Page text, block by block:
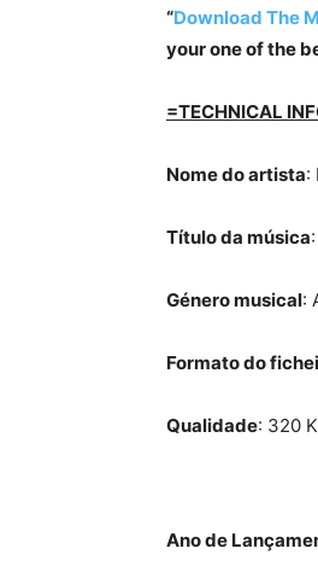
“Download The
your one of the
=TECHNICAL
Nome do artista:
Título da música
Género musical:
Formato do
Qualidade: 320
Ano de